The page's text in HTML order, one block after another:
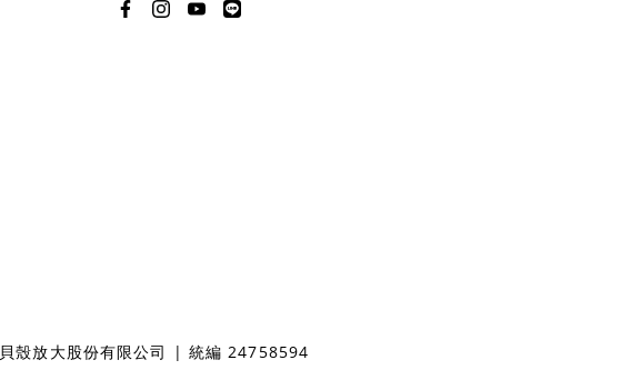
貝殼放大股份有限公司 | 統編 24758594